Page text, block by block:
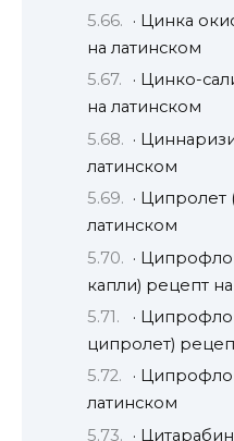
· Цинка
на латинском
· Цинко-
на латинском
·
латинском
· Ципролет
латинском
·
капли) рецепт
·
ципролет)
·
латинском
·